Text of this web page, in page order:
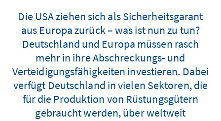
Die USA ziehen sich als Sicherheitsgarant
aus Europa zurück – was ist nun zu tun?
Deutschland und Europa müssen rasch
mehr in ihre Abschreckungs- und
Verteidigungsfähigkeiten investieren. Dabei
verfügt Deutschland in vielen Sektoren, die
für die Produktion von Rüstungsgütern
gebraucht werden, über weltweit